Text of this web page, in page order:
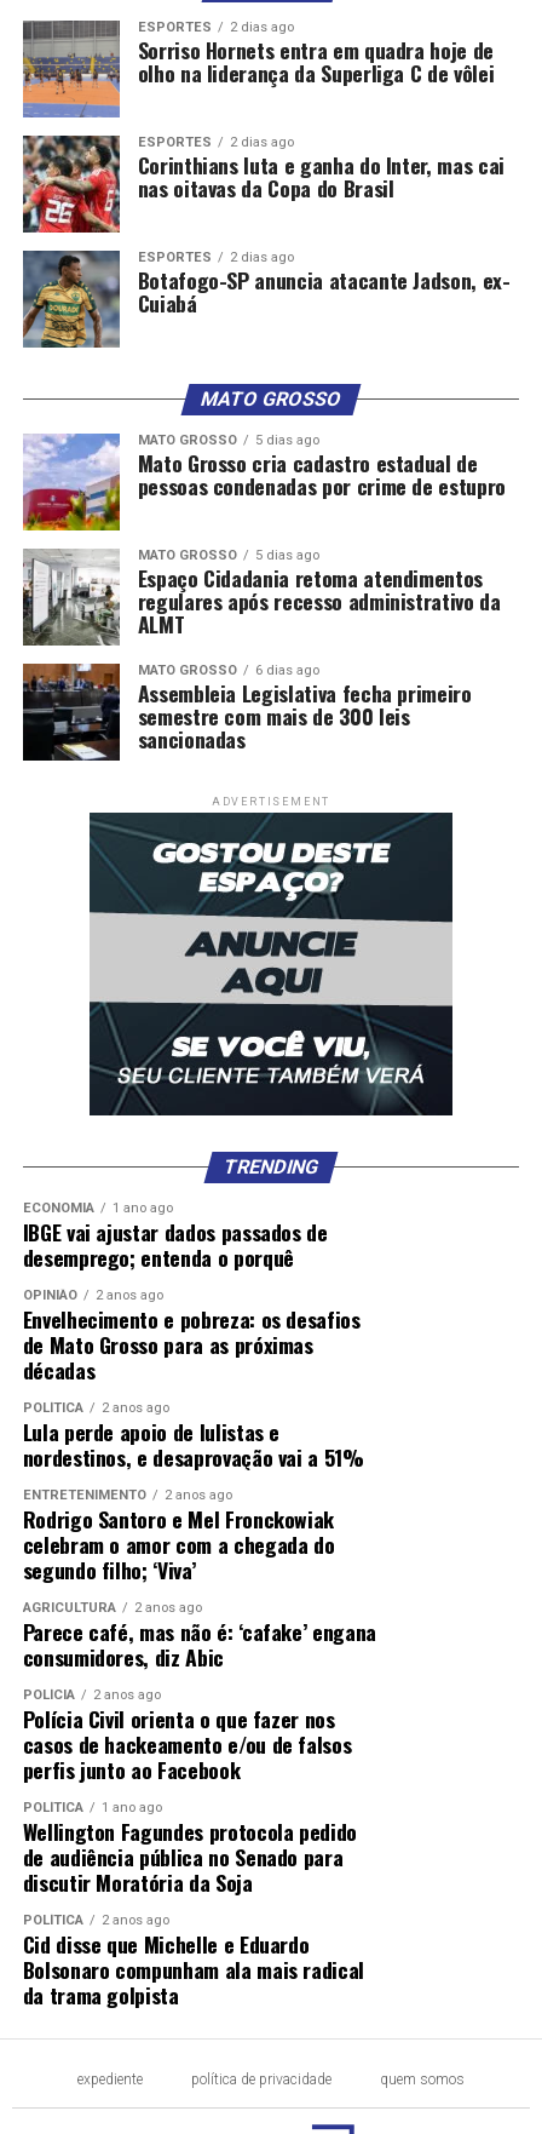
ESPORTES 2 dias ago
Sorriso Hornets entra em quadra hoje de
olho na liderança da Superliga C de vôlei
ESPORTES 2 dias ago
Corinthians luta e ganha do Inter, mas cai
nas oitavas da Copa do Brasil
ESPORTES 2 dias ago
Botafogo-SP anuncia atacante Jadson, ex-
Cuiabá
MATO GROSSO
MATO GROSSO 5 dias ago
Mato Grosso cria cadastro estadual de
pessoas condenadas por crime de estupro
MATO GROSSO 5 dias ago
Espaço Cidadania retoma atendimentos
regulares após recesso administrativo da
ALMT
MATO GROSSO 6 dias ago
Assembleia Legislativa fecha primeiro
semestre com mais de 300 leis
sancionadas
ADVERTISEMENT
TRENDING
ECONOMIA 1 ano ago
IBGE vai ajustar dados passados de
desemprego; entenda o porquê
OPINIÃO 2 anos ago
Envelhecimento e pobreza: os desafios
de Mato Grosso para as próximas
décadas
POLÍTICA 2 anos ago
Lula perde apoio de lulistas e
nordestinos, e desaprovação vai a 51%
ENTRETENIMENTO 2 anos ago
Rodrigo Santoro e Mel Fronckowiak
celebram o amor com a chegada do
segundo filho; ‘Viva’
AGRICULTURA 2 anos ago
Parece café, mas não é: ‘cafake’ engana
consumidores, diz Abic
POLÍCIA 2 anos ago
Polícia Civil orienta o que fazer nos
casos de hackeamento e/ou de falsos
perfis junto ao Facebook
POLÍTICA 1 ano ago
Wellington Fagundes protocola pedido
de audiência pública no Senado para
discutir Moratória da Soja
POLÍTICA 2 anos ago
Cid disse que Michelle e Eduardo
Bolsonaro compunham ala mais radical
da trama golpista
expediente política de privacidade quem somos